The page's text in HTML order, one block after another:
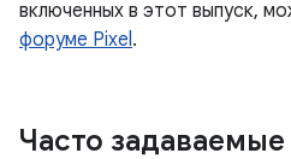
включенных в этот выпуск,
форуме Pixel.
Часто